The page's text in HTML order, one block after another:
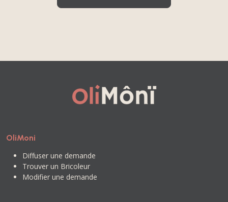
OliMoni
Diffuser une demande
Trouver un Bricoleur
Modifier une demande